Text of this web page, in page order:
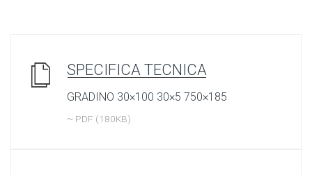
SPECIFICA TECNICA
GRADINO 30×100 30×5 750×185
~ PDF (180KB)